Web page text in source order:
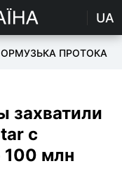
UA
ОРМУЗЬКА ПРОТОКА
захватили
с
100 млн